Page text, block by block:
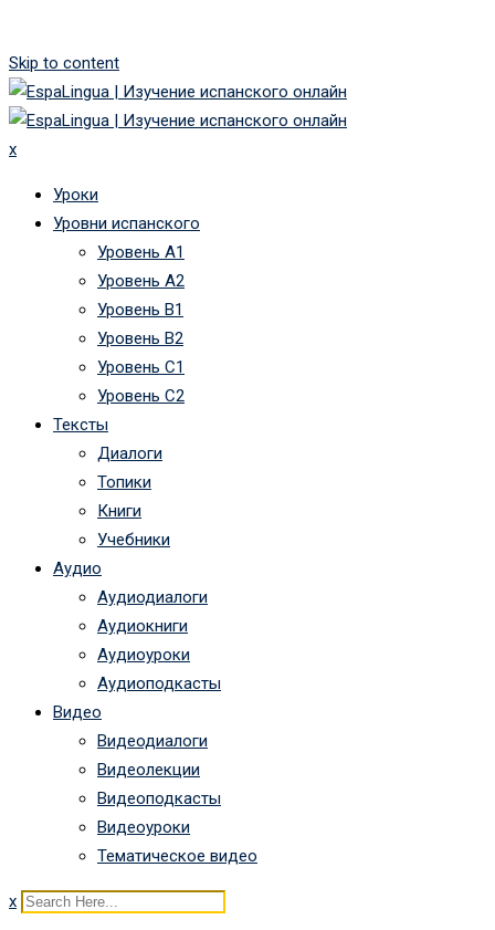
Skip to content
x
Уроки
Уровни испанского
Уровень А1
Уровень А2
Уровень B1
Уровень B2
Уровень C1
Уровень C2
Тексты
Диалоги
Топики
Книги
Учебники
Аудио
Аудиодиалоги
Аудиокниги
Аудиоуроки
Аудиоподкасты
Видео
Видеодиалоги
Видеолекции
Видеоподкасты
Видеоуроки
Тематическое видео
x